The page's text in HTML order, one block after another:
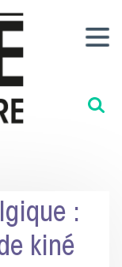
:
kiné